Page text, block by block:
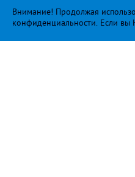
Внимание! Продолжая
конфиденциальности. Если вы